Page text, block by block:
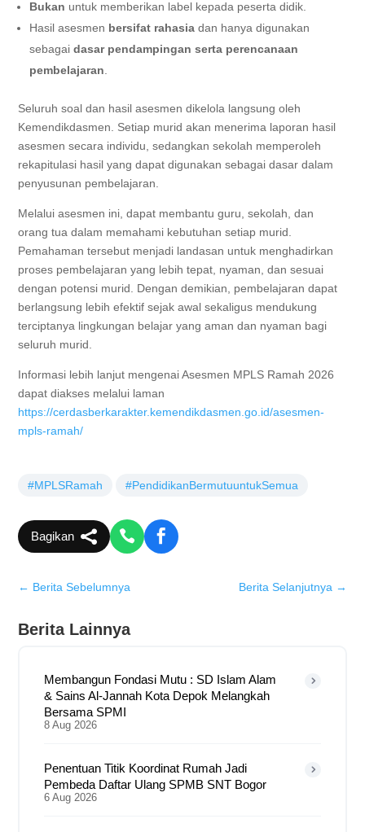
Bukan untuk memberikan label kepada peserta didik.
Hasil asesmen bersifat rahasia dan hanya digunakan
sebagai dasar pendampingan serta perencanaan
pembelajaran
Seluruh soal dan hasil asesmen dikelola langsung oleh
Kemendikdasmen. Setiap murid akan menerima laporan hasil
asesmen secara individu, sedangkan sekolah memperoleh
rekapitulasi hasil yang dapat digunakan sebagai dasar dalam
penyusunan pembelajaran.
Melalui asesmen ini, dapat membantu guru, sekolah, dan
orang tua dalam memahami kebutuhan setiap murid.
Pemahaman tersebut menjadi landasan untuk menghadirkan
proses pembelajaran yang lebih tepat, nyaman, dan sesuai
dengan potensi murid. Dengan demikian, pembelajaran dapat
berlangsung lebih efektif sejak awal sekaligus mendukung
terciptanya lingkungan belajar yang aman dan nyaman bagi
seluruh murid.
Informasi lebih lanjut mengenai Asesmen MPLS Ramah 2026
dapat diakses melalui laman
https://cerdasberkarakter.kemendikdasmen.go.id/asesmen-
mpls-ramah/
#MPLSRamah #PendidikanBermutuuntukSemua
Bagikan
← Berita Sebelumnya Berita Selanjutnya →
Berita Lainnya
Membangun Fondasi Mutu : SD Islam Alam
& Sains Al-Jannah Kota Depok Melangkah
Bersama SPMI
8 Aug 2026
Penentuan Titik Koordinat Rumah Jadi
Pembeda Daftar Ulang SPMB SNT Bogor
6 Aug 2026